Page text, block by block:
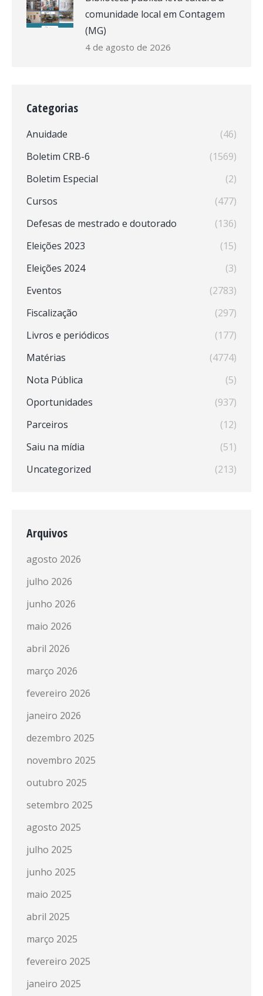
comunidade local em Contagem
(MG)
4 de agosto de 2026
Categorias
Anuidade
(46)
Boletim CRB-6
(1569)
Boletim Especial
(2)
Cursos
(477)
Defesas de mestrado e doutorado
(136)
Eleições 2023
(15)
Eleições 2024
(3)
Eventos
(2783)
Fiscalização
(297)
Livros e periódicos
(177)
Matérias
(4774)
Nota Pública
(5)
Oportunidades
(937)
Parceiros
(12)
Saiu na mídia
(51)
Uncategorized
(213)
Arquivos
agosto 2026
julho 2026
junho 2026
maio 2026
abril 2026
março 2026
fevereiro 2026
janeiro 2026
dezembro 2025
novembro 2025
outubro 2025
setembro 2025
agosto 2025
julho 2025
junho 2025
maio 2025
abril 2025
março 2025
fevereiro 2025
janeiro 2025